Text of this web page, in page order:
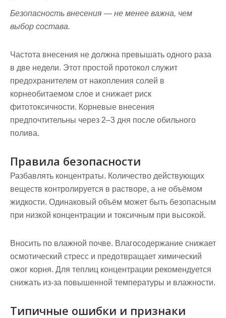
Безопасность внесения — не менее важна, чем
выбор состава.
Частота внесения не должна превышать одного раза
в две недели. Этот простой протокол служит
предохранителем от накопления солей в
корнеобитаемом слое и снижает риск
фитотоксичности. Корневые внесения
предпочтительны через 2–3 дня после обильного
полива.
Правила безопасности
Разбавлять концентраты. Количество действующих
веществ контролируется в растворе, а не объёмом
жидкости. Одинаковый объём может быть безопасным
при низкой концентрации и токсичным при высокой.
Вносить по влажной почве. Влагосодержание снижает
осмотический стресс и предотвращает химический
ожог корня. Для теплиц концентрации рекомендуется
снижать из‑за повышенной температуры и влажности.
Типичные ошибки и признаки